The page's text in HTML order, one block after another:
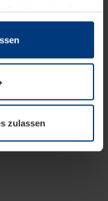
haben oder die
gesammelt
unbedingt
Typen benötigen
Sie jederzeit
ändern oder
zulassen